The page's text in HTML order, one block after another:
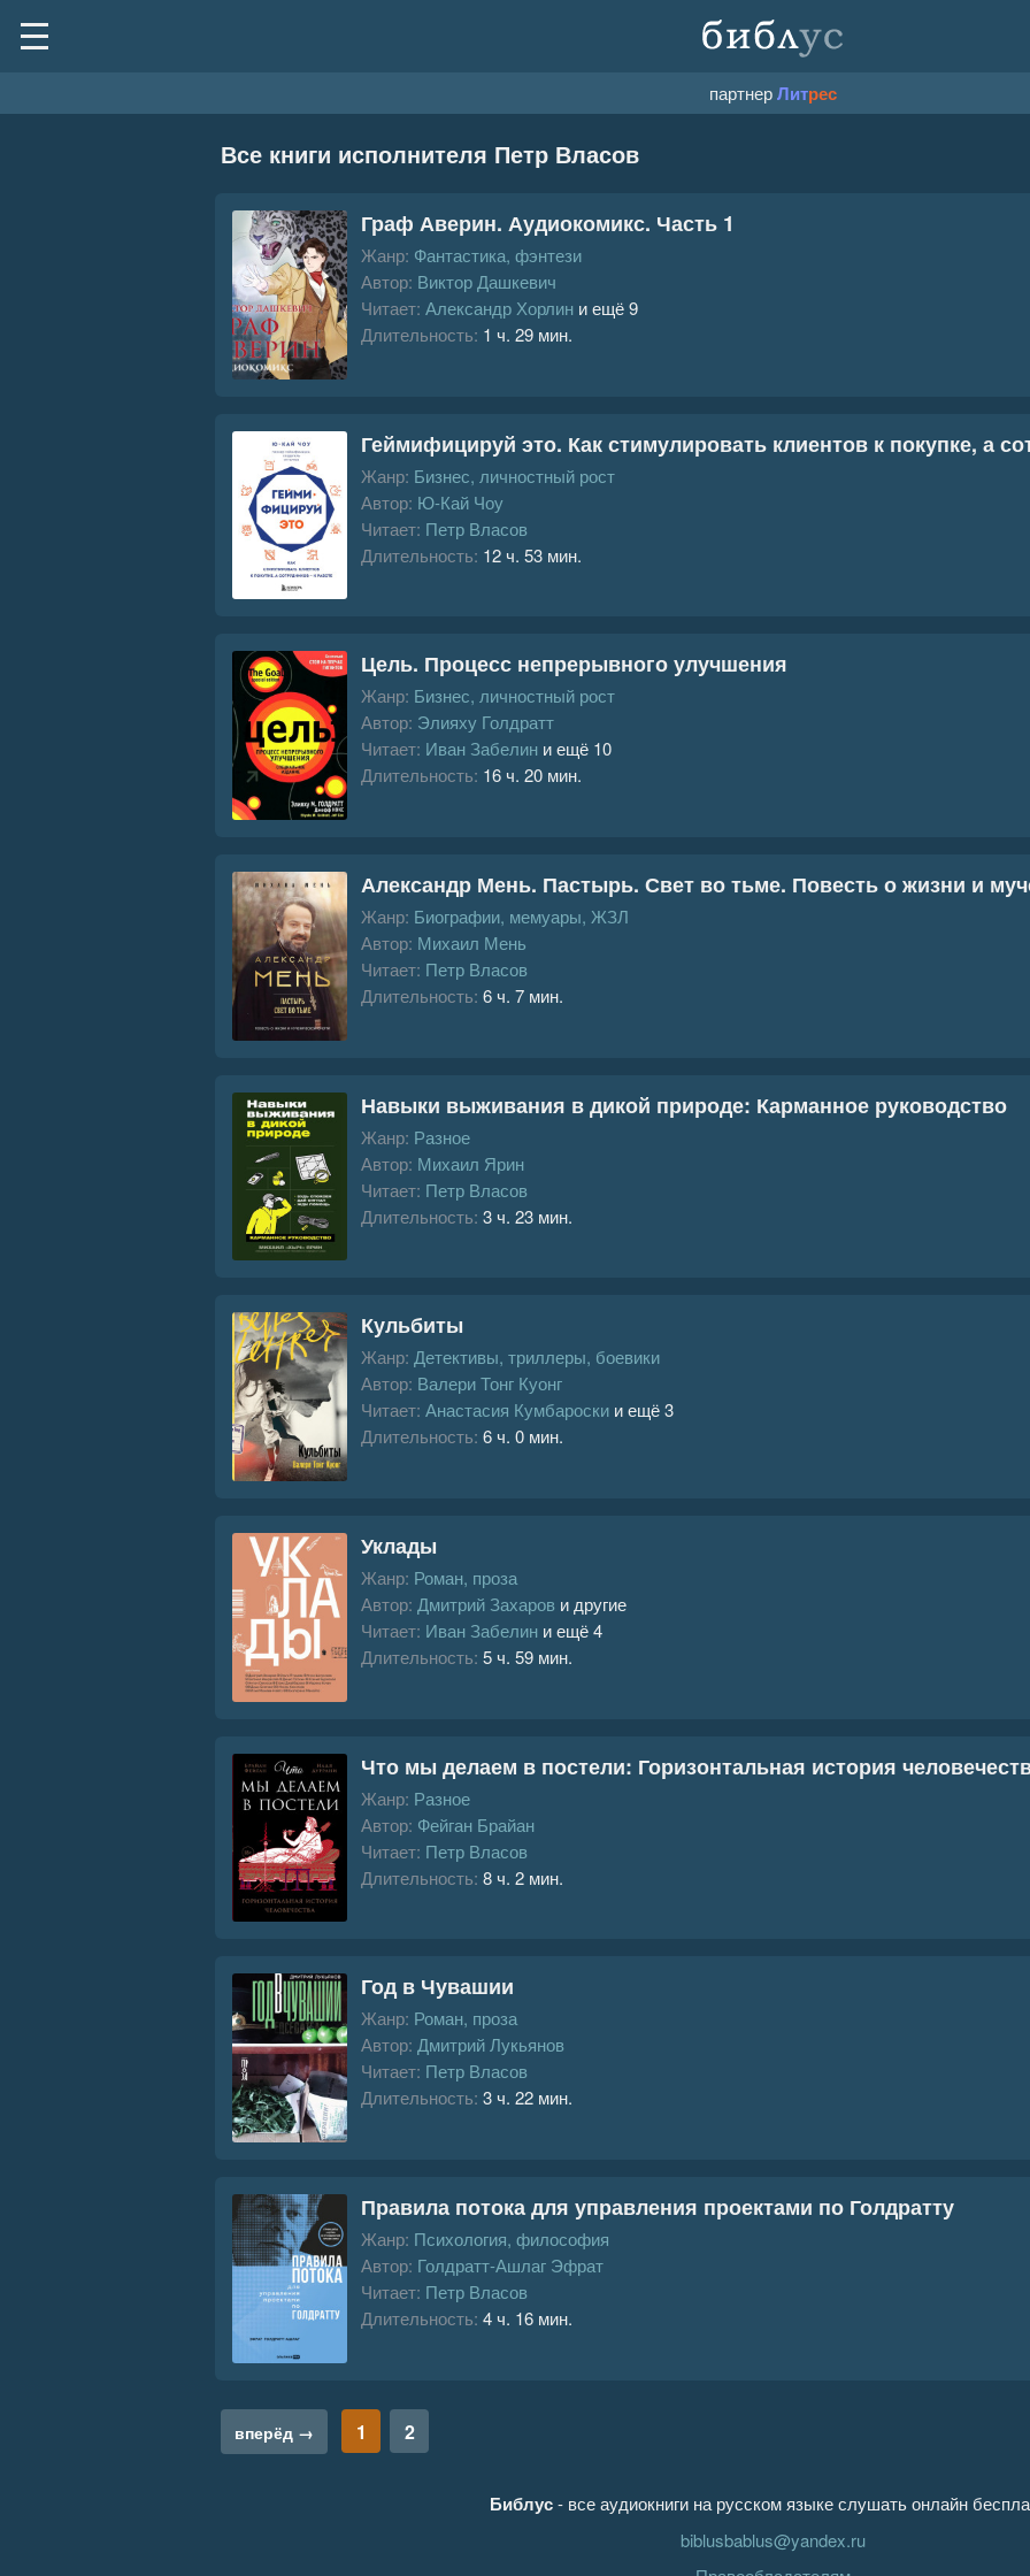
партнерЛитрес
Все книги исполнителя Петр Власов
Граф Аверин. Аудиокомикс. Часть 1
Жанр: Фантастика, фэнтези
Автор: Виктор Дашкевич
Читает: Александр Хорлин и ещё 9
Длительность: 1 ч. 29 мин.
Геймифицируй это. Как стимулировать клиентов к покупке, а
Жанр: Бизнес, личностный рост
Автор: Ю-Кай Чоу
Читает: Петр Власов
Длительность: 12 ч. 53 мин.
Цель. Процесс непрерывного улучшения
Жанр: Бизнес, личностный рост
Автор: Элияху Голдратт
Читает: Иван Забелин и ещё 10
Длительность: 16 ч. 20 мин.
Александр Мень. Пастырь. Свет во тьме. Повесть о жизни и
Жанр: Биографии, мемуары, ЖЗЛ
Автор: Михаил Мень
Читает: Петр Власов
Длительность: 6 ч. 7 мин.
Навыки выживания в дикой природе: Карманное руководство
Жанр: Разное
Автор: Михаил Ярин
Читает: Петр Власов
Длительность: 3 ч. 23 мин.
Кульбиты
Жанр: Детективы, триллеры, боевики
Автор: Валери Тонг Куонг
Читает: Анастасия Кумбароски и ещё 3
Длительность: 6 ч. 0 мин.
Уклады
Жанр: Роман, проза
Автор: Дмитрий Захаров и другие
Читает: Иван Забелин и ещё 4
Длительность: 5 ч. 59 мин.
Что мы делаем в постели: Горизонтальная история
Жанр: Разное
Автор: Фейган Брайан
Читает: Петр Власов
Длительность: 8 ч. 2 мин.
Год в Чувашии
Жанр: Роман, проза
Автор: Дмитрий Лукьянов
Читает: Петр Власов
Длительность: 3 ч. 22 мин.
Правила потока для управления проектами по Голдратту
Жанр: Психология, философия
Автор: Голдратт-Ашлаг Эфрат
Читает: Петр Власов
Длительность: 4 ч. 16 мин.
вперёд → 1 2
Библус- все аудиокниги на русском языке слушать онлайн
biblusbablus@yandex.ru